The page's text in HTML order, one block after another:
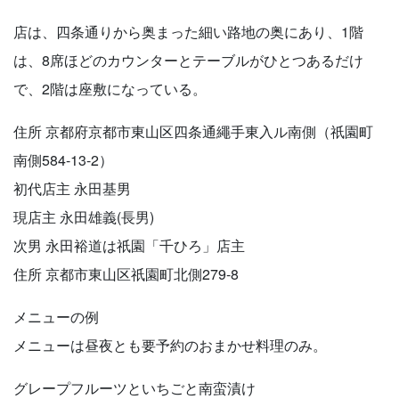
店は、四条通りから奥まった細い路地の奥にあり、1階
は、8席ほどのカウンターとテーブルがひとつあるだけ
で、2階は座敷になっている。
住所 京都府京都市東山区四条通繩手東入ル南側（祇園町
南側584-13-2）
初代店主 永田基男
現店主 永田雄義(長男)
次男 永田裕道は祇園「千ひろ」店主
住所 京都市東山区祇園町北側279-8
メニューの例
メニューは昼夜とも要予約のおまかせ料理のみ。
グレープフルーツといちごと南蛮漬け